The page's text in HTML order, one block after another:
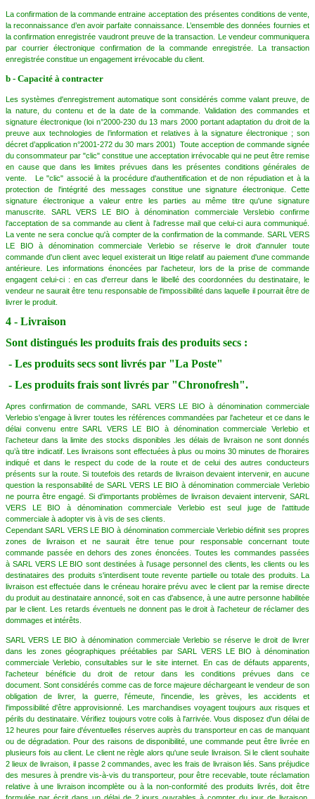
La confirmation de la commande entraine acceptation des présentes conditions de vente,
la reconnaissance d’en avoir parfaite connaissance. L’ensemble des données fournies et
la confirmation enregistrée vaudront preuve de la transaction. Le vendeur communiquera
par courrier électronique confirmation de la commande enregistrée. La transaction
enregistrée constitue un engagement irrévocable du client.
b - Capacité à contracter
Les systèmes d'enregistrement automatique sont considérés comme valant preuve, de
la nature, du contenu et de la date de la commande. Validation des commandes et
signature électronique (loi n°2000-230 du 13 mars 2000 portant adaptation du droit de la
preuve aux technologies de l’information et relatives à la signature électronique ; son
décret d’application n°2001-272 du 30 mars 2001) Toute acception de commande signée
du consommateur par "clic" constitue une acceptation irrévocable qui ne peut être remise
en cause que dans les limites prévues dans les présentes conditions générales de
vente. Le "clic" associé à la procédure d'authentification et de non répudiation et à la
protection de l'intégrité des messages constitue une signature électronique. Cette
signature électronique a valeur entre les parties au même titre qu'une signature
manuscrite. SARL VERS LE BIO à dénomination commerciale Verslebio confirme
l'acceptation de sa commande au client à l'adresse mail que celui-ci aura communiqué.
La vente ne sera conclue qu'à compter de la confirmation de la commande. SARL VERS
LE BIO à dénomination commerciale Verlebio se réserve le droit d'annuler toute
commande d'un client avec lequel existerait un litige relatif au paiement d'une commande
antérieure. Les informations énoncées par l'acheteur, lors de la prise de commande
engagent celui-ci : en cas d'erreur dans le libellé des coordonnées du destinataire, le
vendeur ne saurait être tenu responsable de l'impossibilité dans laquelle il pourrait être de
livrer le produit.
4 - Livraison
Sont distingués les produits frais des produits secs :
- Les produits secs sont livrés par "La Poste"
- Les produits frais sont livrés par "Chronofresh".
Apres confirmation de commande, SARL VERS LE BIO à dénomination commerciale
Verlebio s'engage à livrer toutes les références commandées par l'acheteur et ce dans le
délai convenu entre SARL VERS LE BIO à dénomination commerciale Verlebio et
l’acheteur dans la limite des stocks disponibles .les délais de livraison ne sont donnés
qu’à titre indicatif. Les livraisons sont effectuées à plus ou moins 30 minutes de l'horaires
indiqué et dans le respect du code de la route et de celui des autres conducteurs
présents sur la route. Si toutefois des retards de livraison devaient intervenir, en aucune
question la responsabilité de SARL VERS LE BIO à dénomination commerciale Verlebio
ne pourra être engagé. Si d'importants problèmes de livraison devaient intervenir, SARL
VERS LE BIO à dénomination commerciale Verlebio est seul juge de l'attitude
commerciale à adopter vis à vis de ses clients.
Cependant SARL VERS LE BIO à dénomination commerciale Verlebio définit ses propres
zones de livraison et ne saurait être tenue pour responsable concernant toute
commande passée en dehors des zones énoncées. Toutes les commandes passées
à SARL VERS LE BIO sont destinées à l'usage personnel des clients, les clients ou les
destinataires des produits s'interdisent toute revente partielle ou totale des produits. La
livraison est effectuée dans le créneau horaire prévu avec le client par la remise directe
du produit au destinataire annoncé, soit en cas d'absence, à une autre personne habilitée
par le client. Les retards éventuels ne donnent pas le droit à l'acheteur de réclamer des
dommages et intérêts.
SARL VERS LE BIO à dénomination commerciale Verlebio se réserve le droit de livrer
dans les zones géographiques préétablies par SARL VERS LE BIO à dénomination
commerciale Verlebio, consultables sur le site internet. En cas de défauts apparents,
l'acheteur bénéficie du droit de retour dans les conditions prévues dans ce
document. Sont considérés comme cas de force majeure déchargeant le vendeur de son
obligation de livrer, la guerre, l'émeute, l'incendie, les grèves, les accidents et
l'impossibilité d'être approvisionné. Les marchandises voyagent toujours aux risques et
périls du destinataire. Vérifiez toujours votre colis à l'arrivée. Vous disposez d'un délai de
12 heures pour faire d'éventuelles réserves auprès du transporteur en cas de manquant
ou de dégradation. Pour des raisons de disponibilité, une commande peut être livrée en
plusieurs fois au client. Le client ne règle alors qu'une seule livraison. Si le client souhaite
2 lieux de livraison, il passe 2 commandes, avec les frais de livraison liés. Sans préjudice
des mesures à prendre vis-à-vis du transporteur, pour être recevable, toute réclamation
relative à une livraison incomplète ou à la non-conformité des produits livrés, doit être